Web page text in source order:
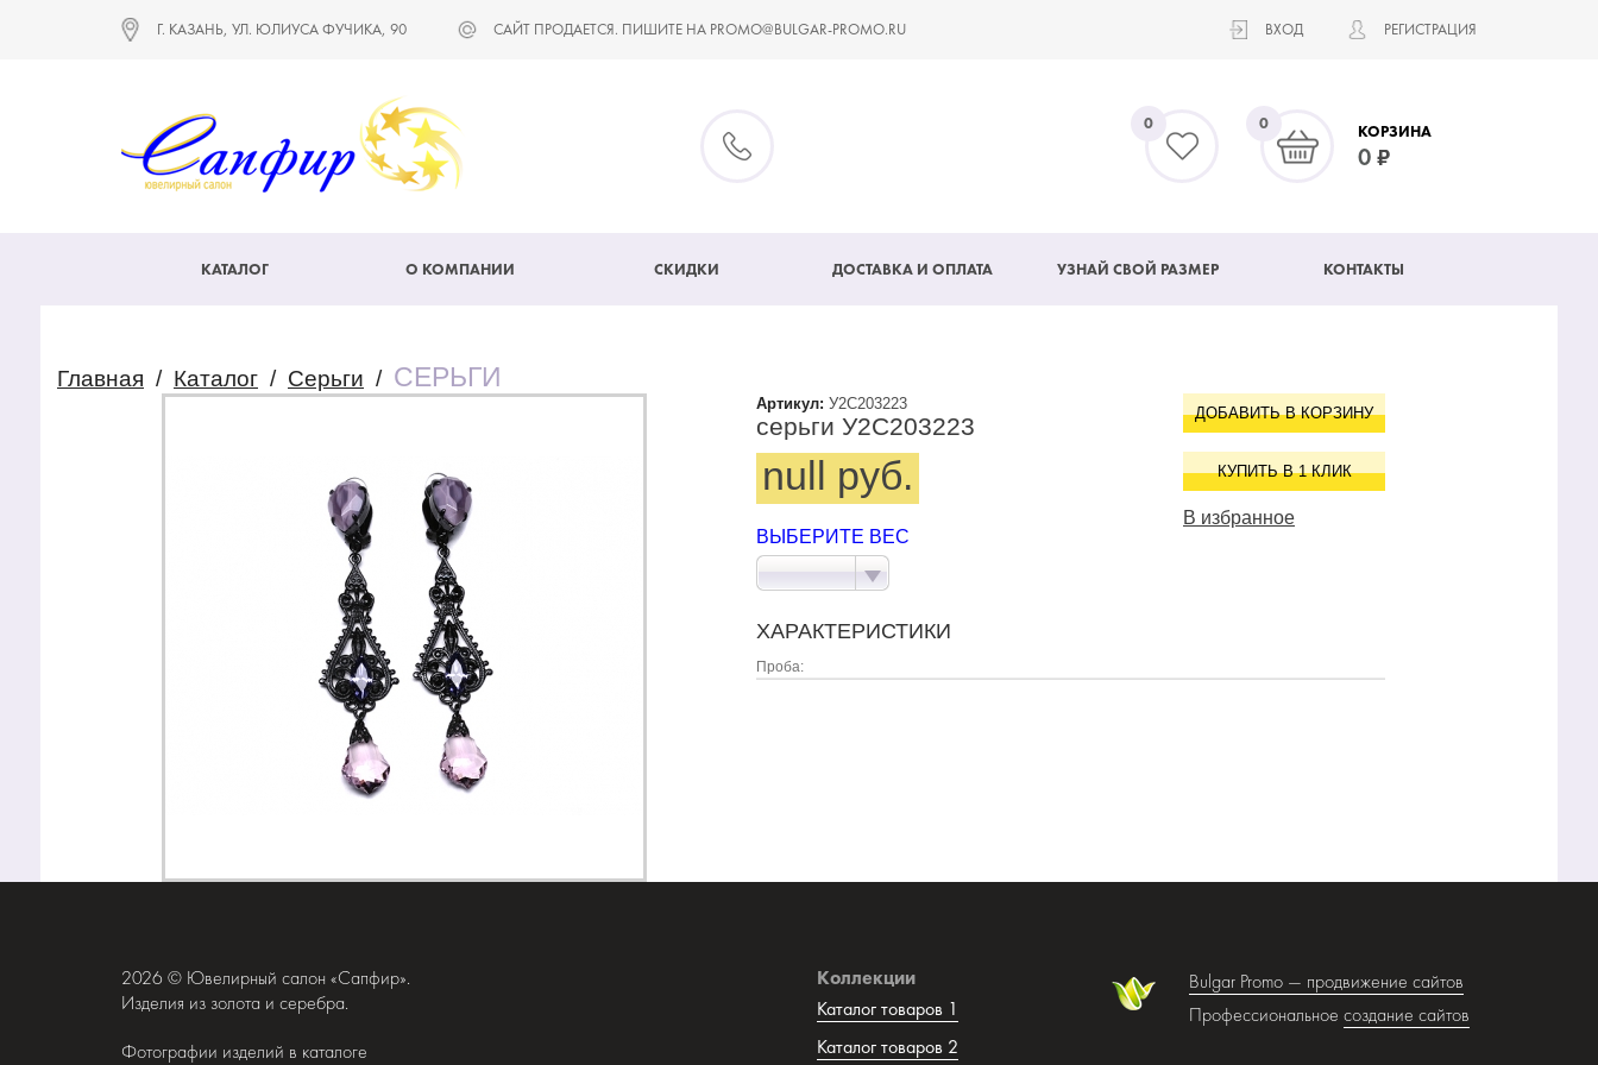
Г. КАЗАНЬ, УЛ. ЮЛИУСА ФУЧИКА, 90 САЙТ ПРОДАЕТСЯ. ПИШИТЕ НА PROMO@BULGAR-PROMO.RU ВХОД РЕГИСТРАЦИЯ
0 0 КОРЗИНА
0
КАТАЛОГ О КОМПАНИИ СКИДКИ ДОСТАВКА И ОПЛАТА УЗНАЙ СВОЙ РАЗМЕР КОНТАКТЫ
Главная / Каталог / Серьги / СЕРЬГИ
Артикул: У2С203223
серьги У2С203223
null руб.
ВЫБЕРИТЕ ВЕС
ДОБАВИТЬ В КОРЗИНУ
КУПИТЬ В 1 КЛИК
В избранное
ХАРАКТЕРИСТИКИ
Проба:
2026 © Ювелирный салон «Сапфир».
Изделия из золота и серебра.
Фотографии изделий в каталоге
Коллекции
Каталог товаров 1
Каталог товаров 2
Bulgar Promo — продвижение сайтов
Профессиональное создание сайтов